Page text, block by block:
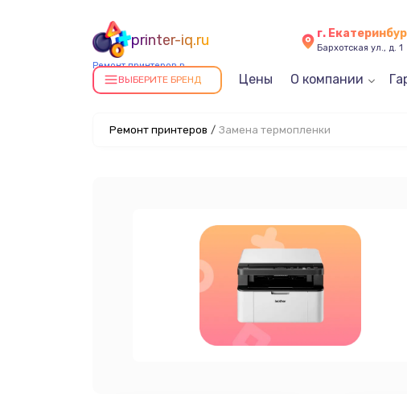
printer-iq.ru
Ремонт принтеров в
Екатеринбурге
г.
Бархотская ул., д. 1
ВЫБЕРИТЕ БРЕНД Цены О компании
Ремонт принтеров / Замена термопленки